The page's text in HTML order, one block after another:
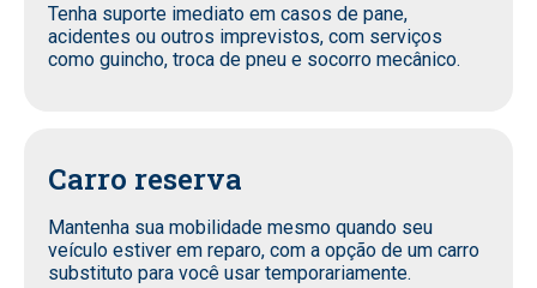
Tenha suporte imediato em casos de pane,
acidentes ou outros imprevistos, com serviços
como guincho, troca de pneu e socorro mecânico.
Carro reserva
Mantenha sua mobilidade mesmo quando seu
veículo estiver em reparo, com a opção de um carro
substituto para você usar temporariamente.